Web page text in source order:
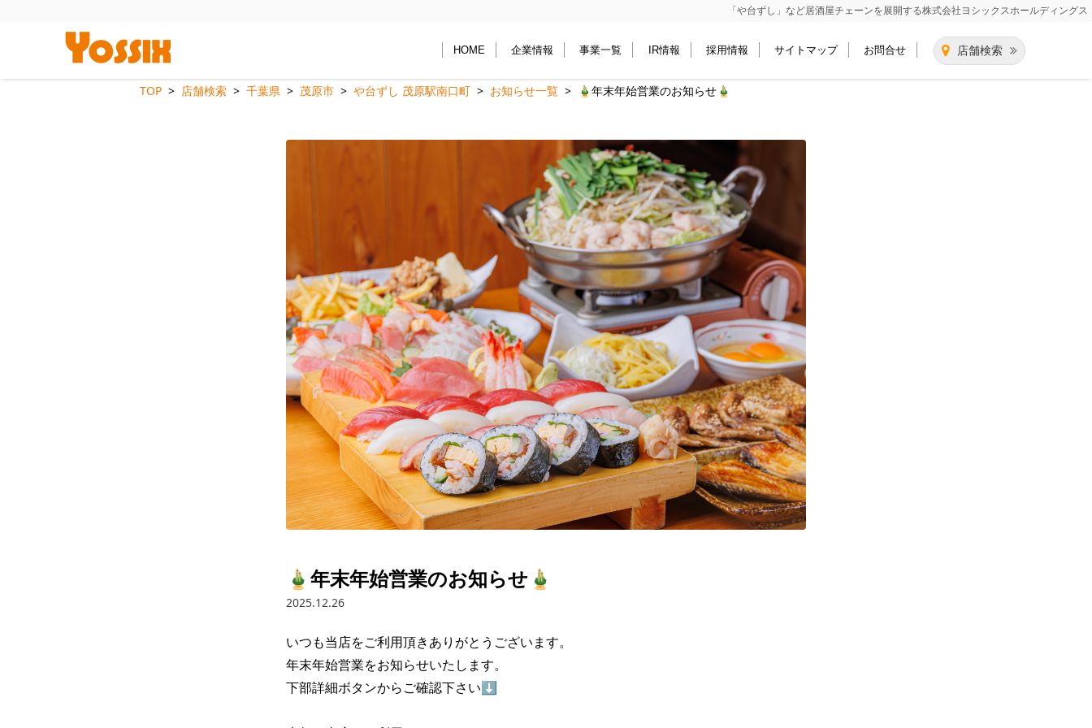
「や台ずし」など居酒屋チェーンを展開する株式会社ヨシックスホールディングス
店舗検索
HOME 企業情報 事業一覧 IR情報 採用情報 サイトマップ お問合せ
TOP 店舗検索 千葉県 茂原市 や台ずし 茂原駅南口町 お知らせ一覧 🎍年末年始営業のお知らせ🎍
🎍年末年始営業のお知らせ🎍
2025.12.26
いつも当店をご利用頂きありがとうございます。
年末年始営業をお知らせいたします。
下部詳細ボタンからご確認下さい⬇️